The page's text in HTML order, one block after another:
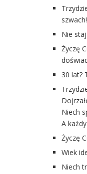
szwach!
Nie
Życzę
30 lat?
Niech
A
Życzę
Wiek
Niech